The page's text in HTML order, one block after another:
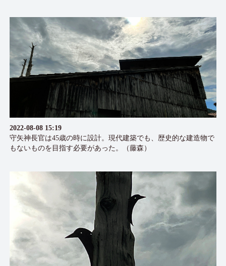
2022-08-08 15:19
守矢神長官は45歳の時に設計。現代建築でも、歴史的な建造物で
もないものを目指す必要があった。（藤森）